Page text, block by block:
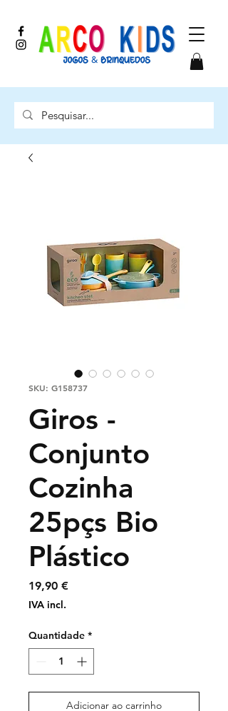
SKU: G158737
Giros -
Conjunto
Cozinha
25pçs Bio
Plástico
19,90 €Preço
IVA incl.
Quantidade *
Adicionar ao carrinho